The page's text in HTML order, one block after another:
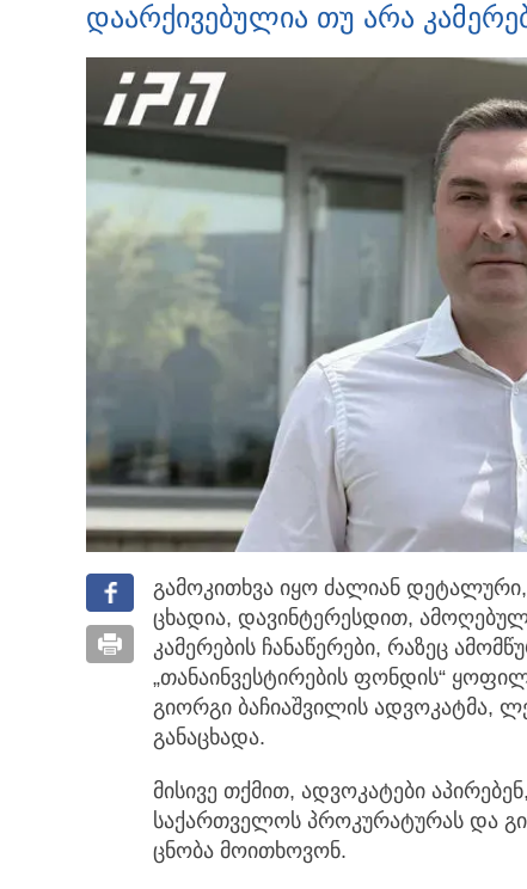
დაარქივებულია თუ არა
გამოკითხვა იყო ძალიან
ცხადია, დავინტერესდით,
კამერების ჩანაწერები, რაზეც
„თანაინვესტირების ფონდის“
გიორგი ბაჩიაშვილის ადვოკატმა,
განაცხადა.
მისივე თქმით, ადვოკატები
საქართველოს პროკურატურას და
ცნობა მოითხოვონ.